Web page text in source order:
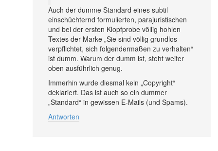
Auch der dumme Standard eines subtil
einschüchternd formulierten, parajuristischen
und bei der ersten Klopfprobe völlig hohlen
Textes der Marke „Sie sind völlig grundlos
verpflichtet, sich folgendermaßen zu verhalten“
ist dumm. Warum der dumm ist, steht weiter
oben ausführlich genug.
Immerhin wurde diesmal kein „Copyright“
deklariert. Das ist auch so ein dummer
„Standard“ in gewissen E-Mails (und Spams).
Antworten